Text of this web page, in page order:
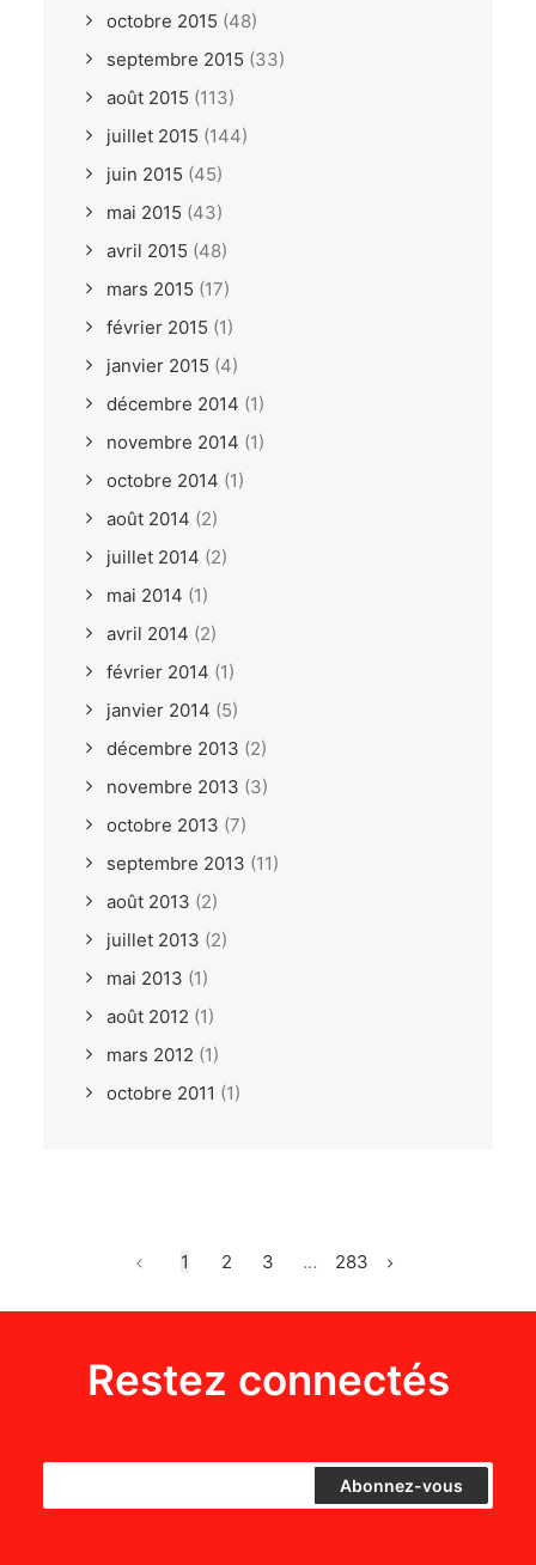
octobre 2015 (48)
septembre 2015 (33)
août 2015 (113)
juillet 2015 (144)
juin 2015 (45)
mai 2015 (43)
avril 2015 (48)
mars 2015 (17)
février 2015 (1)
janvier 2015 (4)
décembre 2014 (1)
novembre 2014 (1)
octobre 2014 (1)
août 2014 (2)
juillet 2014 (2)
mai 2014 (1)
avril 2014 (2)
février 2014 (1)
janvier 2014 (5)
décembre 2013 (2)
novembre 2013 (3)
octobre 2013 (7)
septembre 2013 (11)
août 2013 (2)
juillet 2013 (2)
mai 2013 (1)
août 2012 (1)
mars 2012 (1)
octobre 2011 (1)
1 2 3 … 283
Restez connectés